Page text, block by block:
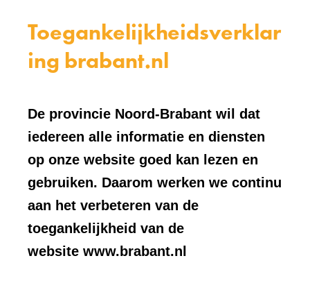
Toegankelijkheidsverklar
ing brabant.nl
De provincie Noord-Brabant wil dat
iedereen alle informatie en diensten
op onze website goed kan lezen en
gebruiken. Daarom werken we continu
aan het verbeteren van de
toegankelijkheid van de
website www.brabant.nl